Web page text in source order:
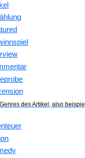
des Artikel, also